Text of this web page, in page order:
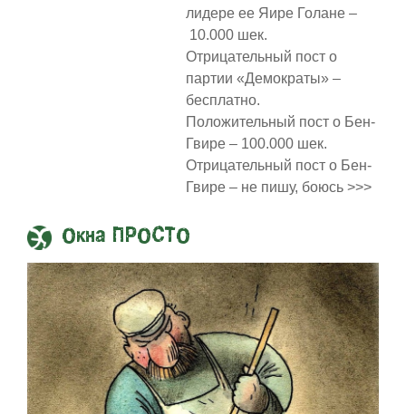
лидере ее Яире Голане –
10.000 шек.
Отрицательный пост о
партии «Демократы» –
бесплатно.
Положительный пост о Бен-
Гвире – 100.000 шек.
Отрицательный пост о Бен-
Гвире – не пишу, боюсь >>>
Окна ПРОСТО